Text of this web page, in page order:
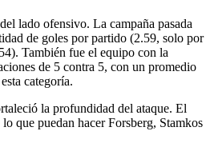
lado ofensivo. La campaña pasada
de goles por partido (2.59, solo por
También fue el equipo con la
de 5 contra 5, con un promedio
categoría.
la profundidad del ataque. El
que puedan hacer Forsberg, Stamkos